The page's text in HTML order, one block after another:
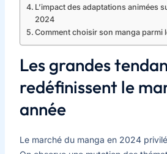
L’impact des adaptations animées
2024
Comment choisir son manga parmi
Les grandes
redéfinissent le
année
Le marché du manga en 2024